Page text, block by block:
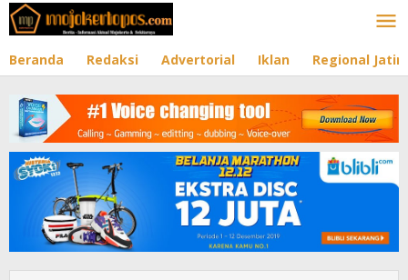
Lewati
ke
Beranda Redaksi Advertorial Iklan Regional Jatim